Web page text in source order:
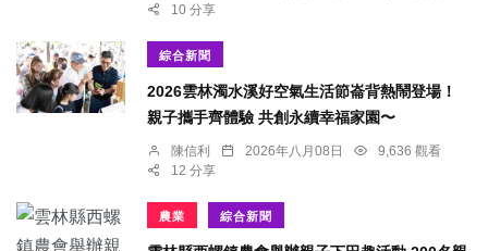
10 分享
綜合新聞
2026雲林濁水溪好空氣生活節崙背熱鬧登場！
親子攜手齊體驗 共創永續幸福家園〜
陳信利 2026年八月08日
9,636 觀看
12 分享
農業 綜合新聞